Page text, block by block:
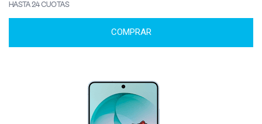
HASTA 24 CUOTAS
COMPRAR